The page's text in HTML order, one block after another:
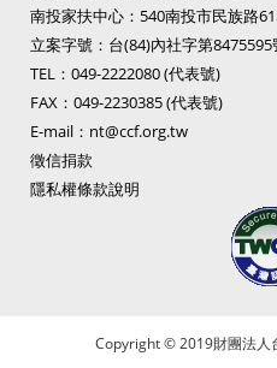
南投家扶中心：540南投市民族路
立案字號：台(84)內社字第8475595
TEL： 049-2222080(代表號)
FAX：049-2230385 (代表號)
E-mail： nt@ccf.org.tw
徵信捐款
隱私權條款說明
Copyright © 2019財團法人